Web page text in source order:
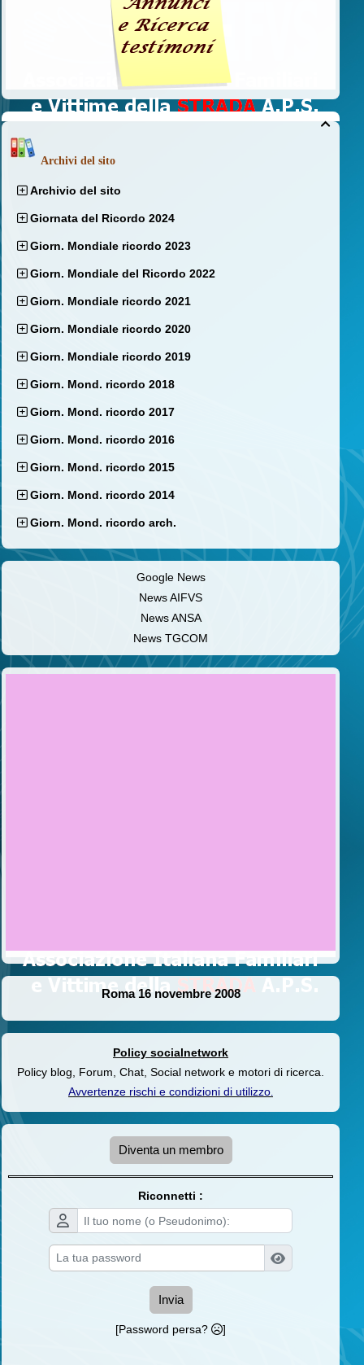

Archivi del sito
Archivio del sito
Giornata del Ricordo 2024
Giorn. Mondiale ricordo 2023
Giorn. Mondiale del Ricordo 2022
Giorn. Mondiale ricordo 2021
Giorn. Mondiale ricordo 2020
Giorn. Mondiale ricordo 2019
Giorn. Mond. ricordo 2018
Giorn. Mond. ricordo 2017
Giorn. Mond. ricordo 2016
Giorn. Mond. ricordo 2015
Giorn. Mond. ricordo 2014
Giorn. Mond. ricordo arch.
Google News
News AIFVS
News ANSA
News TGCOM
Roma 16 novembre 2008
Policy socialnetwork
Policy blog, Forum, Chat, Social network e motori di ricerca.
Avvertenze rischi e condizioni di utilizzo.
Diventa un membro
Riconnetti :
Invia
[Password persa? ]